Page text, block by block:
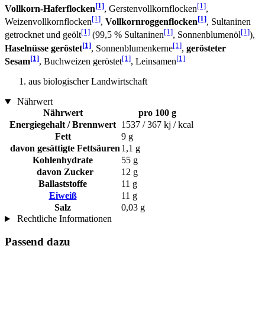
Vollkorn-Haferflocken[1], Gerstenvollkornflocken[1],
Weizenvollkornflocken[1], Vollkornroggenflocken[1], Sultaninen
getrocknet und geölt[1] (99,5 % Sultaninen[1], Sonnenblumenöl[1]),
Haselnüsse geröstet[1], Sonnenblumenkerne[1], gerösteter
Sesam[1], Buchweizen geröstet[1], Leinsamen[1]
aus biologischer Landwirtschaft
Nährwert
Nährwert
pro 100 g
Energiegehalt / Brennwert 1537 / 367 kj / kcal
Fett
9 g
davon gesättigte Fettsäuren 1,1 g
Kohlenhydrate
55 g
davon Zucker
12 g
Ballaststoffe
11 g
Eiweiß
11 g
Salz
0,03 g
Rechtliche Informationen
Passend dazu